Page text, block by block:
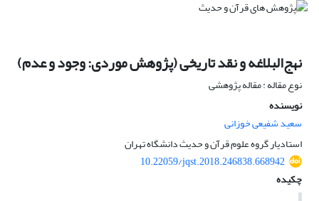
نهج‌البلاغه و نقد تاریخی (پژوهش موردی: وجود و عدم)
نوع مقاله : مقاله پژوهشی
نویسنده
سعید شفیعی خوزانی
استادیار گروه علوم قرآن و حدیث دانشگاه تهران
10.22059/jqst.2018.246838.668942
چکیده